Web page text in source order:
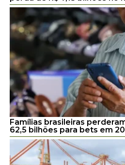
Famílias brasileiras
62,5 bilhões para bets em